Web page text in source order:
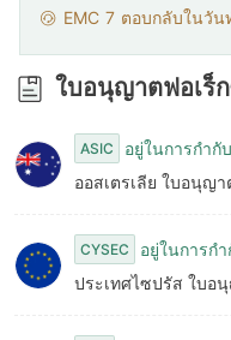
9
EMC 7 ตอบกลับในวัน
ใบอนุญาตฟอเร็
ASIC
อยู่ในการกำกั
ออสเตรเลีย ใบอนุญ
CYSEC
อยู่ในการก
ประเทศไซปรัส ใบอ